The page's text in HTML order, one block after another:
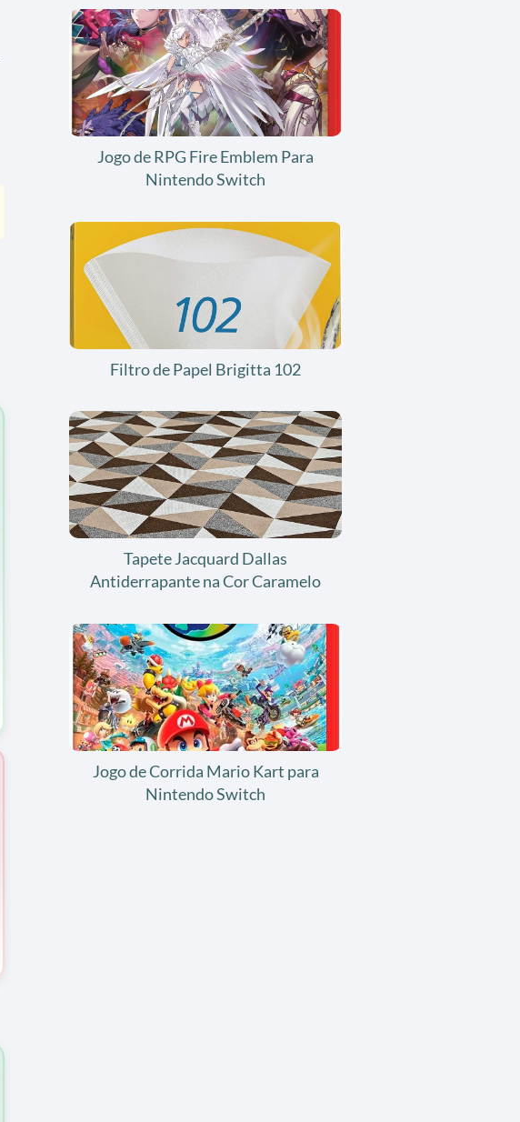
Jogo de RPG Fire Emblem Para
Nintendo Switch
Filtro de Papel Brigitta 102
Tapete Jacquard Dallas
Antiderrapante na Cor Caramelo
Jogo de Corrida Mario Kart para
Nintendo Switch